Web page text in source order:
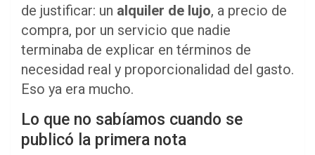
de justificar: un alquiler de lujo, a precio de
compra, por un servicio que nadie
terminaba de explicar en términos de
necesidad real y proporcionalidad del gasto.
Eso ya era mucho.
Lo que no sabíamos cuando se
publicó la primera nota